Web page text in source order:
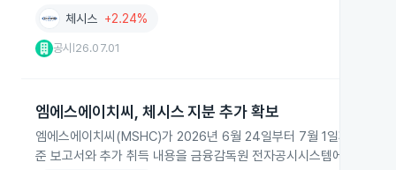
체시스 +2.24%
공시 26.07.01
엠에스에이치씨, 체시스 지분 추가 확보
엠에스에이치씨(MSHC)가 2026년 6월 24일부터 7월 1일까지 장
준 보고서와 추가 취득 내용을 금융감독원 전자공시시스템에 신고했